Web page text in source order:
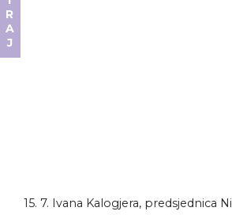
15. 7. Ivana Kalogjera, predsjednica